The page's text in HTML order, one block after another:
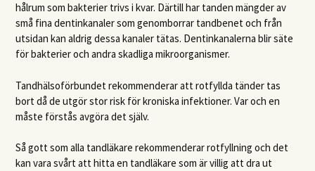
hålrum som bakterier trivs i kvar. Därtill har tanden mängder av
små fina dentinkanaler som genomborrar tandbenet och från
utsidan kan aldrig dessa kanaler tätas. Dentinkanalerna blir säte
för bakterier och andra skadliga mikroorganismer.
Tandhälsoförbundet rekommenderar att rotfyllda tänder tas
bort då de utgör stor risk för kroniska infektioner. Var och en
måste förstås avgöra det själv.
Så gott som alla tandläkare rekommenderar rotfyllning och det
kan vara svårt att hitta en tandläkare som är villig att dra ut